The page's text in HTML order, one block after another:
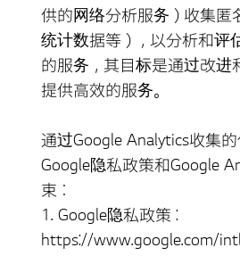
供的网络分析服务）收集匿
统计数据等），以分析和评
的服务，其目标是通过改进
提供高效的服务。
通过Google Analytics收集
Google隐私政策和Google
束：
1. Google隐私政策 :
https://www.google.com/